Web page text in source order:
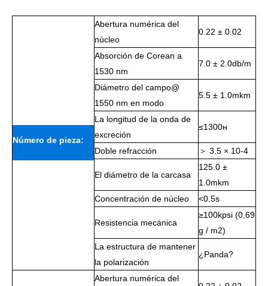
Número de pieza:
Abertura numérica del
núcleo
0.22 ± 0.02
Absorción de Corean a
1530 nm
7.0 ± 2.0db/m
Diámetro del campo@
1550 nm en modo
5.5 ± 1.0mkm
La longitud de la onda de
excreción
≤1300н
Doble refracción ＞ 3.5 × 10-4
El diámetro de la carcasa
125.0 ±
1.0mkm
Concentración de núcleo
<0.5s
Resistencia mecánica
≥100kpsi (0,69
g / m2)
La estructura de mantener
la polarización
¿Panda?
Abertura numérica del